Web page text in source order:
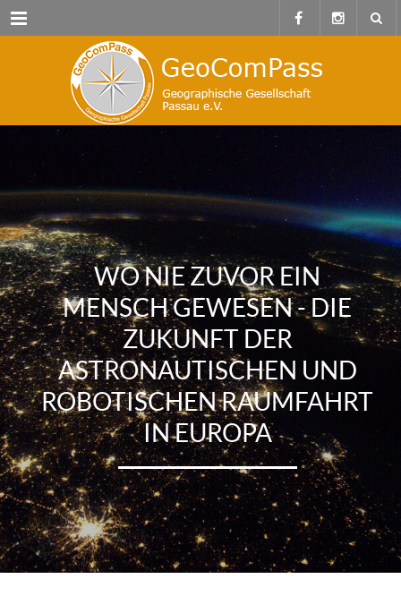
Menu
WO NIE ZUVOR EIN
MENSCH GEWESEN - DIE
ZUKUNFT DER
ASTRONAUTISCHEN UND
ROBOTISCHEN RAUMFAHRT
IN EUROPA